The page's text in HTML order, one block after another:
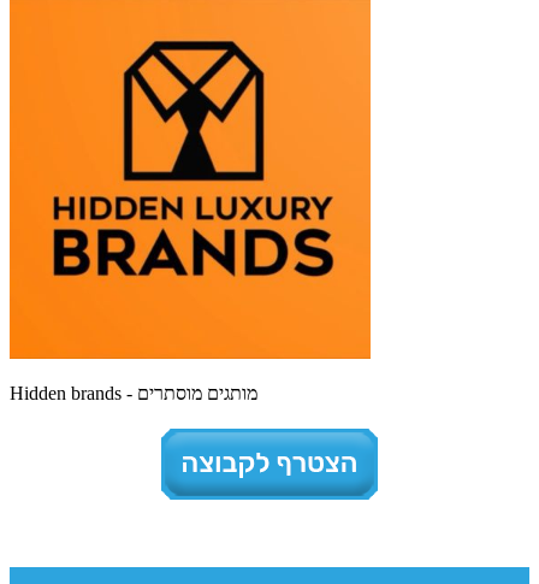
Hidden brands - מותגים מוסתרים